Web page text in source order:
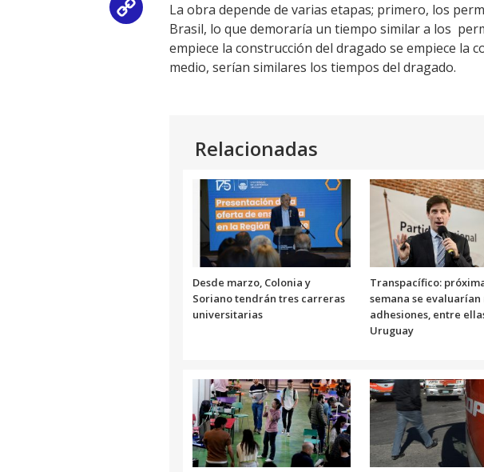
Copy
Link
La obra depende de varias etapas; primero, los
Brasil, lo que demoraría un tiempo similar a los
empiece la construcción del dragado se empiece la
medio, serían similares los tiempos del dragado.
Relacionadas
Desde marzo, Colonia y
Soriano tendrán tres carreras
universitarias
Transpacífico:
semana se evaluarían
adhesiones, entre
Uruguay